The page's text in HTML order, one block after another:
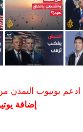
ادعم يوتيوب التمدن من
إضافة